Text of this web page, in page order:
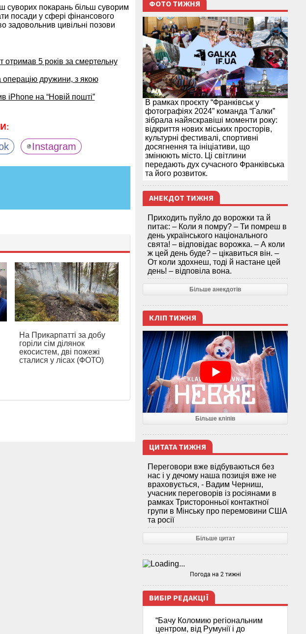
суворих покарань більш суворим
посади у сфері фінансового
задовольнив цивільні позови
отримав 5 років за смертельну
операцію дружини, з якою
iPhone на “Новій пошті”
Instagram
На Прикарпатті за добу
горіли сім ділянок
екосистем, дві пожежі
сталися у лісах (ФОТО)
ФОТО ТИЖНЯ
В рамках проєкту “Франківськ у
фотографіях 2024” команда “Галки”
зібрала найяскравіші моменти року:
відкриття нових міських просторів,
культурні фестивалі, спортивні
досягнення та ініціативи, що
змінюють місто. Ці світлини
передають дух сучасного Франківська
та його розвиток.
АНЕКДОТ ТИЖНЯ
Приходить пуйло до ворожки та й
питає: – Коли я помру? – Ти помреш в
день українського національного
свята! – відповідає ворожка. – А коли
ж цей день буде? – цікавиться він. –
От коли здохнеш, тоді й настане цей
день! – відповіла вона.
Більше анекдотів
КЛІП ТИЖНЯ
Більше кліпів
ЦИТАТА ТИЖНЯ
Переговори вже відбуваються без
нас і у дечому наша позиція вже не
враховується, - Вадим Черниш,
учасник переговорів із росіянами в
рамках Тристоронньої контактної
групи в Мінську про перемовини США
та росії
Більше цитат
Погода на 2 тижні
ВИБІР РЕДАКЦІЇ
“Бачу Коломию регіональним
центром, від Румунії і до